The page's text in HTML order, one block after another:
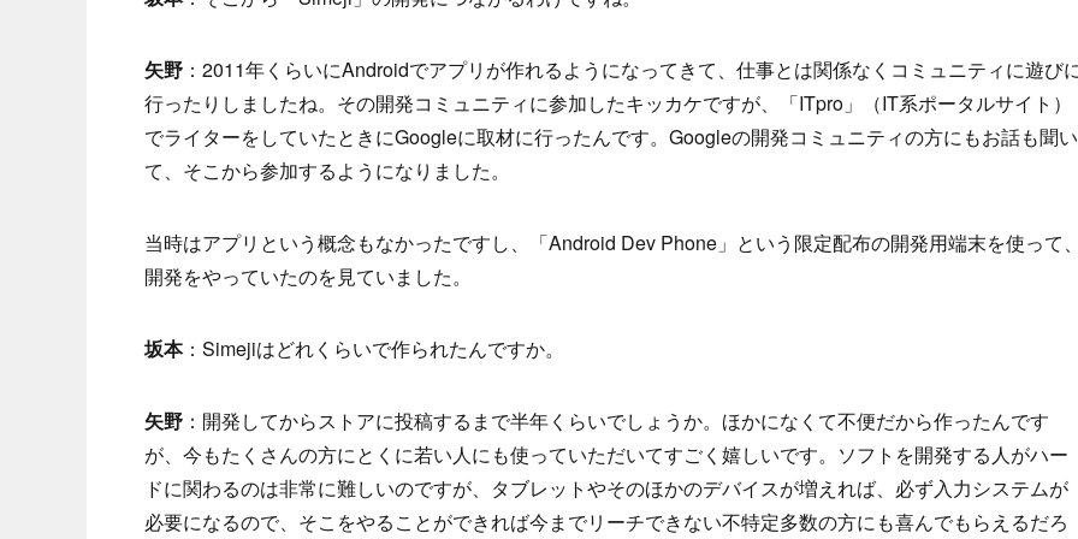
矢野 ：2011年くらいにAndroidでアプリが作れるようになってきて、仕事とは関係なくコミュニティに遊び
行ったりしましたね。その開発コミュニティに参加したキッカケですが、「ITpro」（IT系ポータルサイト）
でライターをしていたときにGoogleに取材に行ったんです。Googleの開発コミュニティの方にもお話も聞い
て、そこから参加するようになりました。
当時はアプリという概念もなかったですし、「Android Dev Phone」という限定配布の開発用端末を使って
開発をやっていたのを見ていました。
坂本：Simejiはどれくらいで作られたんですか。
矢野 ：開発してからストアに投稿するまで半年くらいでしょうか。ほかになくて不便だから作ったんです
が、今もたくさんの方にとくに若い人にも使っていただいてすごく嬉しいです。ソフトを開発する人がハー
ドに関わるのは非常に難しいのですが、タブレットやそのほかのデバイスが増えれば、必ず入力システムが
必要になるので、そこをやることができれば今までリーチできない不特定多数の方にも喜んでもらえるだろ